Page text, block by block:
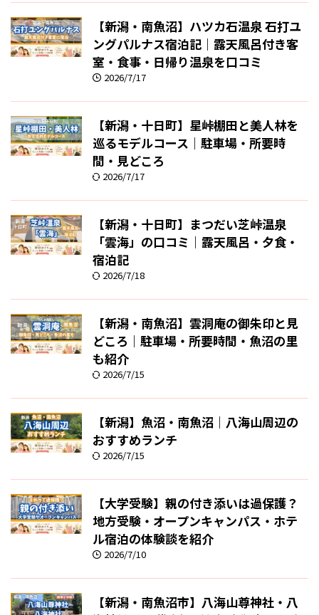
【新潟・南魚沼】ハツカ石温泉 石打ユ
ングパルナス宿泊記｜露天風呂付き客
室・食事・日帰り温泉を口コミ
2026/7/17
【新潟・十日町】星峠棚田と美人林を
巡るモデルコース｜駐車場・所要時
間・見どころ
2026/7/17
【新潟・十日町】まつだい芝峠温泉
「雲海」の口コミ｜露天風呂・夕食・
宿泊記
2026/7/18
【新潟・南魚沼】雲洞庵の御朱印と見
どころ｜駐車場・所要時間・魚沼の里
も紹介
2026/7/15
【新潟】魚沼・南魚沼｜八海山周辺の
おすすめランチ
2026/7/15
【大学受験】親の付き添いは過保護？
地方受験・オープンキャンパス・ホテ
ル宿泊の体験談を紹介
2026/7/10
【新潟・南魚沼市】八海山尊神社・八